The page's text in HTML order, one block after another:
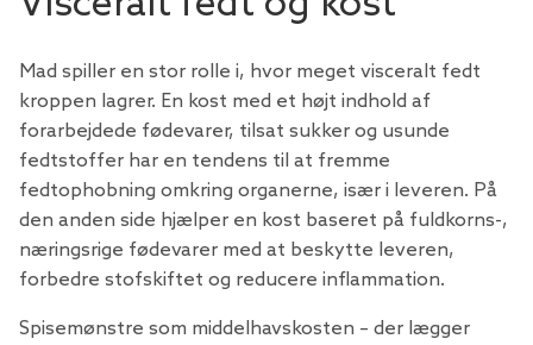
Mad spiller en stor rolle i, hvor meget visceralt fedt
kroppen lagrer. En kost med et højt indhold af
forarbejdede fødevarer, tilsat sukker og usunde
fedtstoffer har en tendens til at fremme
fedtophobning omkring organerne, især i leveren. På
den anden side hjælper en kost baseret på fuldkorns-,
næringsrige fødevarer med at beskytte leveren,
forbedre stofskiftet og reducere inflammation.
Spisemønstre som middelhavskosten – der lægger